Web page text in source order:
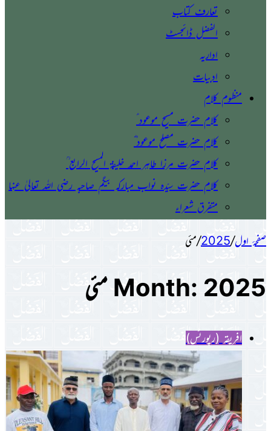
تعارف کتاب
الفضل ڈائجسٹ
اداریہ
ادبیات
منظوم کلام
کلام حضرت مسیح موعود ؑ
کلام حضرت مصلح موعود ؓ
کلام حضرت مرزا طاہر احمد خلیفۃ المسیح الرابع ؒ
کلام حضرت سیّدہ نواب مبارکہ بیگم صاحبہ رضی اللہ تعالیٰ عنہا
متفرق شعراء
صفحۂ اول/
2025
/مئی
Month: 2025 مئی
افریقہ (رپورٹس)